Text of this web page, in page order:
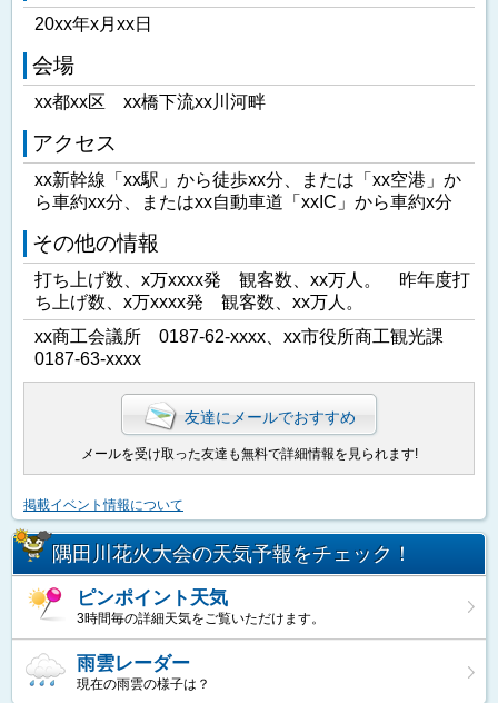
20xx年x月xx日
会場
xx都xx区 xx橋下流xx川河畔
アクセス
xx新幹線「xx駅」から徒歩xx分、または「xx空港」か
ら車約xx分、またはxx自動車道「xxIC」から車約x分
その他の情報
打ち上げ数、x万xxxx発 観客数、xx万人。 昨年度打
ち上げ数、x万xxxx発 観客数、xx万人。
xx商工会議所 0187-62-xxxx、xx市役所商工観光課
0187-63-xxxx
友達にメールでおすすめ
メールを受け取った友達も無料で詳細情報を見られます!
掲載イベント情報について
隅田川花火大会の天気予報をチェック！
ピンポイント天気
3時間毎の詳細天気をご覧いただけます。
雨雲レーダー
現在の雨雲の様子は？